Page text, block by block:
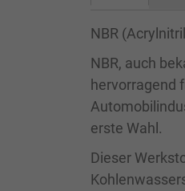
NBR
NBR, auch
hervorragend
erste Wahl.
Dieser